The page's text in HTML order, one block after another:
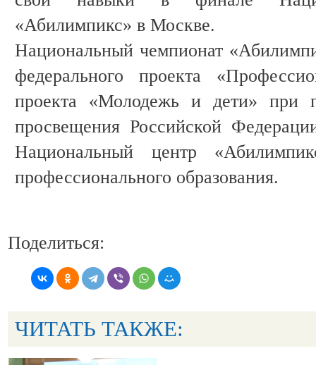
«Абилимпикс» в Москве.
Национальный чемпионат
федерального проекта
проекта «Молодежь и дети» при
просвещения Российской
Национальный центр
профессионального образования.
Поделиться:
ЧИТАТЬ ТАКЖЕ: